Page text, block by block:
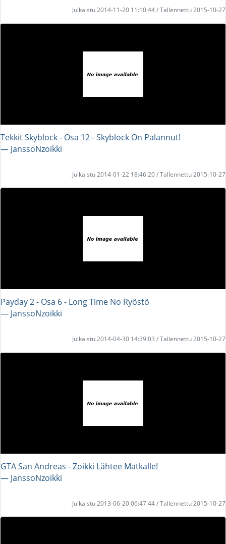
Julkaistu 2014-11-20 11:10:44 / Tallennettu 2015-10-27
Tekkit Skyblock - Osa 12 - Skyblock On Palannut!
― JanssoNzoikki
Julkaistu 2014-01-22 18:46:20 / Tallennettu 2015-10-27
Payday 2 - Osa 6 - Long Time No Ryöstö
― JanssoNzoikki
Julkaistu 2014-04-30 14:39:03 / Tallennettu 2015-10-27
GTA San Andreas - Zoikki Lähtee Matkalle!
― JanssoNzoikki
Julkaistu 2013-06-20 06:47:44 / Tallennettu 2015-10-27